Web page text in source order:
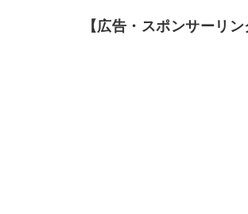
【広告・スポンサーリン